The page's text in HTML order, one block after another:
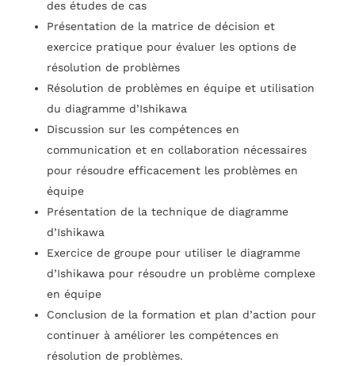
des études de cas
Présentation de la matrice de décision et
exercice pratique pour évaluer les options de
résolution de problèmes
Résolution de problèmes en équipe et utilisation
du diagramme d’Ishikawa
Discussion sur les compétences en
communication et en collaboration nécessaires
pour résoudre efficacement les problèmes en
équipe
Présentation de la technique de diagramme
d’Ishikawa
Exercice de groupe pour utiliser le diagramme
d’Ishikawa pour résoudre un problème complexe
en équipe
Conclusion de la formation et plan d’action pour
continuer à améliorer les compétences en
résolution de problèmes.